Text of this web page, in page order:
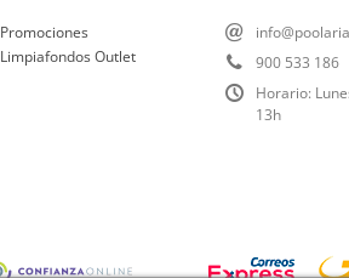
Promociones
Limpiafondos Outlet
900 533 186
Horario:
13h